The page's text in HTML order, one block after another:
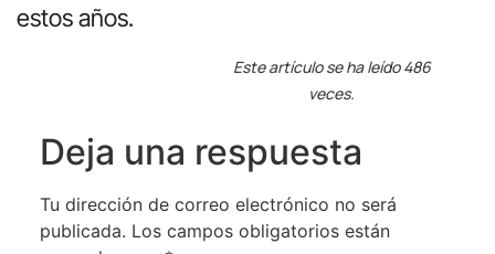
estos años.
Este artículo se ha leído 486
veces.
Deja una respuesta
Tu dirección de correo electrónico no será
publicada. Los campos obligatorios están